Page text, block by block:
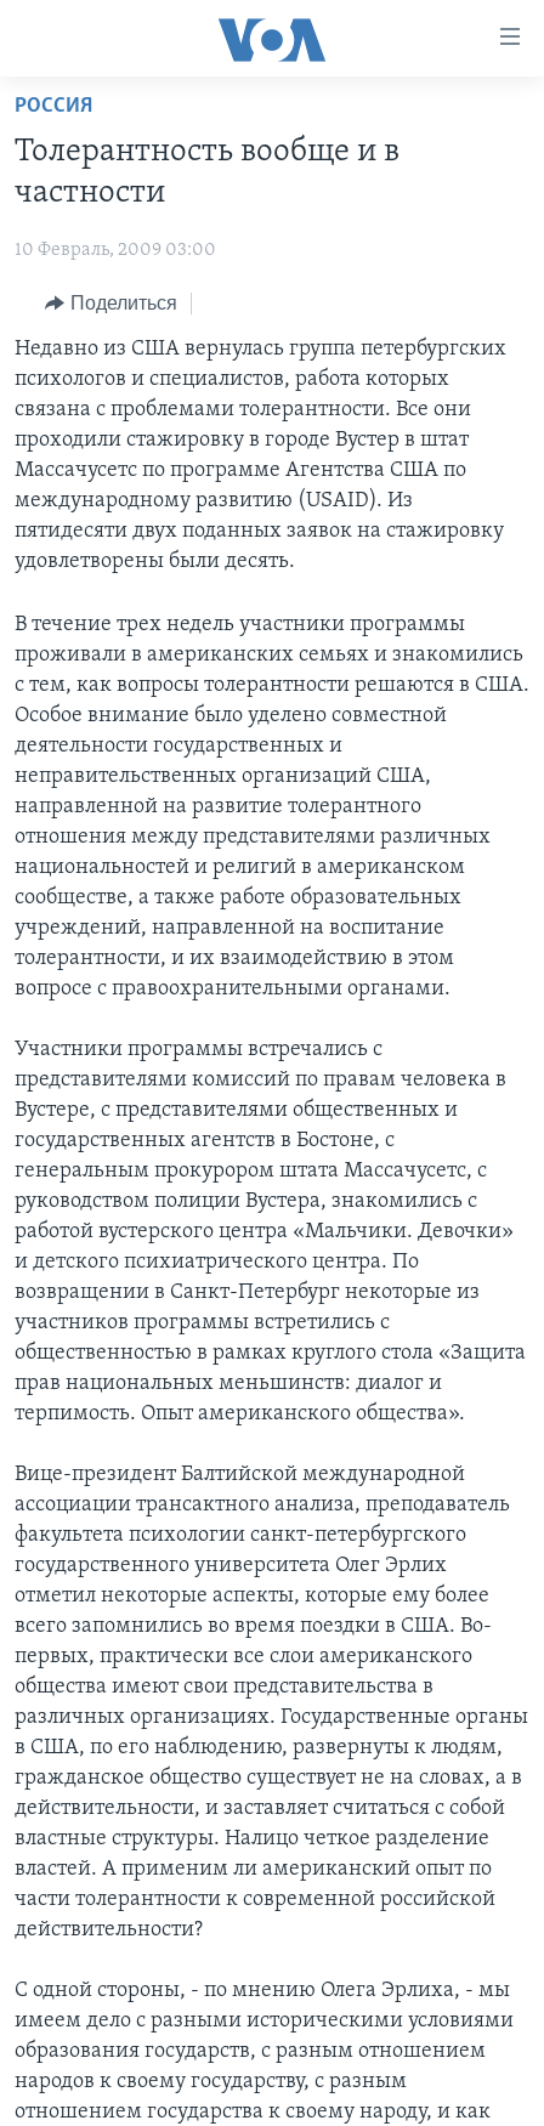
Перейти
основной
контент
навигации
Перейти
поиск
ПРОГРАММЫ
НОВОСТИ ЗА МИНУТУ
ИТОГИ
ПОЧЕМУ ЭТО ВАЖНО?
ДЕТАЛИ
НЬЮ-ЙОРК NEW YORK
АМЕРИКА. БОЛЬШОЕ ПУТЕШЕСТВИЕ
УЧИМ АНГЛИЙСКИЙ
НАША АМЕРИКАНСКАЯ ИСТОРИЯ
А КАК В АМЕРИКЕ?
АМЕРИКАНСКИЕ ГОРОДКИ
ТЕСТЫ
ЭКСПЕРТИЗА
ИНТЕРВЬЮ
ФАКТЫ ПРОТИВ ФЕЙКОВ
ЗА СВОБОДУ ПРЕССЫ
УЧИМ АНГЛИЙСКИЙ
ВИДЕО
ПОДПИСКА НА НОВОСТИ
СОЦИАЛЬНЫЕ СЕТИ
Языки
РОССИЯ
Толерантность вообще и в
частности
10 Февраль, 2009 03:00
Поделиться
Недавно из США вернулась группа петербургских
психологов и специалистов, работа которых
связана с проблемами толерантности. Все они
проходили стажировку в городе Вустер в штат
Массачусетс по программе Агентства США по
международному развитию (USAID). Из
пятидесяти двух поданных заявок на стажировку
удовлетворены были десять.
В течение трех недель участники программы
проживали в американских семьях и знакомились
с тем, как вопросы толерантности решаются в США.
Особое внимание было уделено совместной
деятельности государственных и
неправительственных организаций США,
направленной на развитие толерантного
отношения между представителями различных
национальностей и религий в американском
сообществе, а также работе образовательных
учреждений, направленной на воспитание
толерантности, и их взаимодействию в этом
вопросе с правоохранительными органами.
Участники программы встречались с
представителями комиссий по правам человека в
Вустере, с представителями общественных и
государственных агентств в Бостоне, с
генеральным прокурором штата Массачусетс, с
руководством полиции Вустера, знакомились с
работой вустерского центра «Мальчики. Девочки»
и детского психиатрического центра. По
возвращении в Санкт-Петербург некоторые из
участников программы встретились с
общественностью в рамках круглого стола «Защита
прав национальных меньшинств: диалог и
терпимость. Опыт американского общества».
Вице-президент Балтийской международной
ассоциации трансактного анализа, преподаватель
факультета психологии санкт-петербургского
государственного университета Олег Эрлих
отметил некоторые аспекты, которые ему более
всего запомнились во время поездки в США. Во-
первых, практически все слои американского
общества имеют свои представительства в
различных организациях. Государственные органы
в США, по его наблюдению, развернуты к людям,
гражданское общество существует не на словах, а в
действительности, и заставляет считаться с собой
властные структуры. Налицо четкое разделение
властей. А применим ли американский опыт по
части толерантности к современной российской
действительности?
С одной стороны, - по мнению Олега Эрлиха, - мы
имеем дело с разными историческими условиями
образования государств, с разным отношением
народов к своему государству, с разным
отношением государства к своему народу, и как